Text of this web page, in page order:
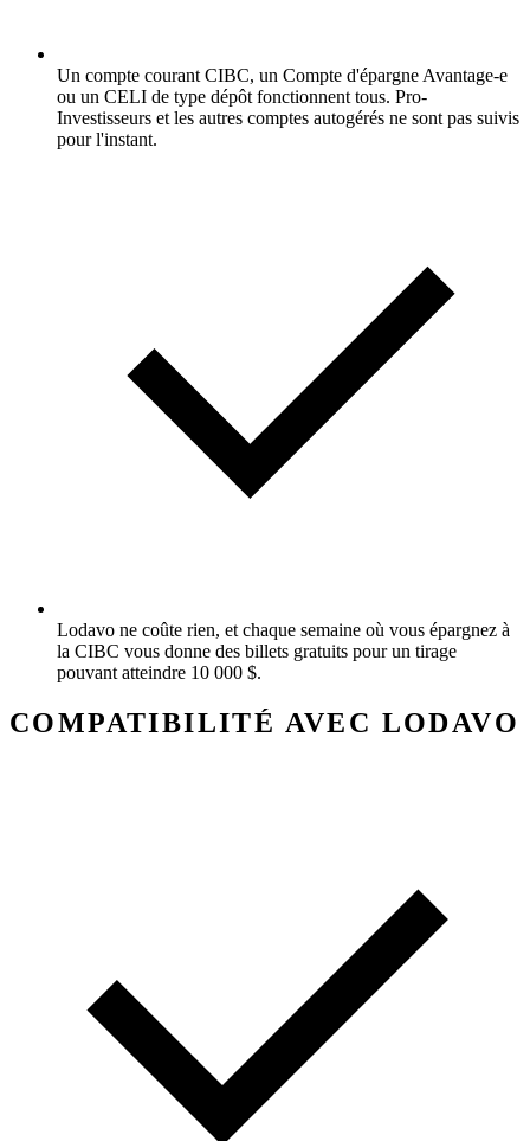
Un compte courant CIBC, un Compte d'épargne Avantage-e
ou un CELI de type dépôt fonctionnent tous. Pro-
Investisseurs et les autres comptes autogérés ne sont pas suivis
pour l'instant.
Lodavo ne coûte rien, et chaque semaine où vous épargnez à
la CIBC vous donne des billets gratuits pour un tirage
pouvant atteindre 10 000 $.
COMPATIBILITÉ AVEC LODAVO